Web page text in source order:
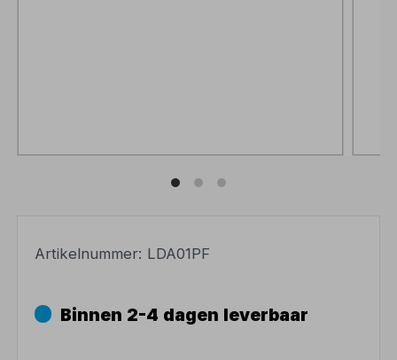
Artikelnummer: LDA01PF
Binnen 2-4 dagen leverbaar